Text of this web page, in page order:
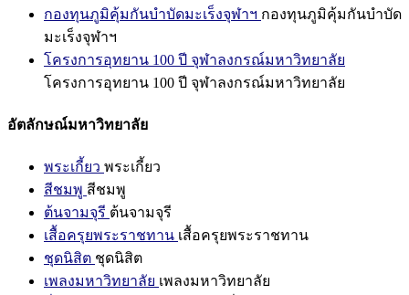
กองทุนภูมิคุ้มกันบำบัดมะเร็งจุฬาฯ กองทุนภูมิคุ้มกันบำบัด
มะเร็งจุฬาฯ
โครงการอุทยาน 100 ปี จุฬาลงกรณ์มหาวิทยาลัย
โครงการอุทยาน 100 ปี จุฬาลงกรณ์มหาวิทยาลัย
อัตลักษณ์มหาวิทยาลัย
พระเกี้ยว พระเกี้ยว
สีชมพู สีชมพู
ต้นจามจุรี ต้นจามจุรี
เสื้อครุยพระราชทาน เสื้อครุยพระราชทาน
ชุดนิสิต ชุดนิสิต
เพลงมหาวิทยาลัย เพลงมหาวิทยาลัย